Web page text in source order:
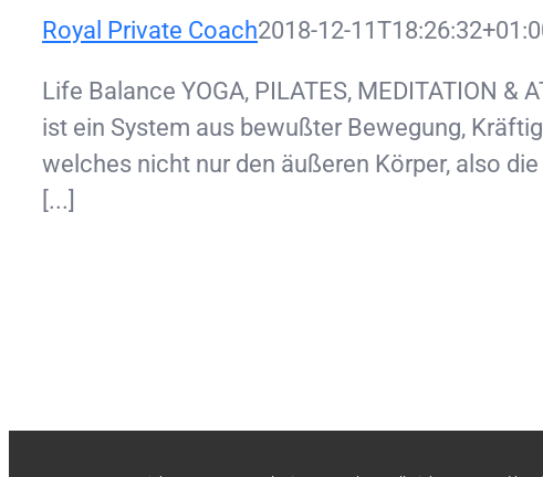
Royal Private Coach2018-12-
Life Balance YOGA, PILATES, MEDITATION &
ist ein System aus bewußter Bewegung,
welches nicht nur den äußeren Körper, also
[...]